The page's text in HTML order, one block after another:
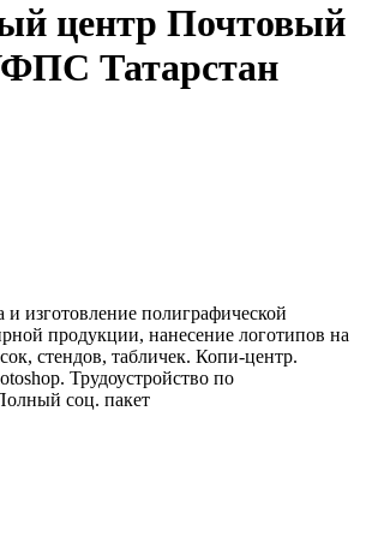
центр Почтовый
Татарстан
и изготовление полиграфической
продукции, нанесение логотипов на
стендов, табличек. Копи-центр.
Трудоустройство по
соц. пакет